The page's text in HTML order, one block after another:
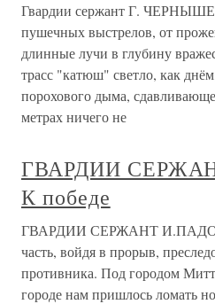
Гвардии сержант Г.
пушечных выстрелов, от
длинные лучи в глубину
трасс "катюш" светло, как
порохового дыма,
метрах ничего не
ГВАРДИИ
К победе
ГВАРДИИ СЕРЖАНТ
часть, войдя в прорыв,
противника. Под городом
городе нам пришлось ломать